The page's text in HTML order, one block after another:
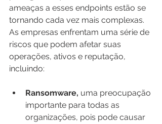
ameaças a esses endpoints estão se
tornando cada vez mais complexas.
As empresas enfrentam uma série de
riscos que podem afetar suas
operações, ativos e reputação,
incluindo:
Ransomware, uma preocupação
importante para todas as
organizações, pois pode causar